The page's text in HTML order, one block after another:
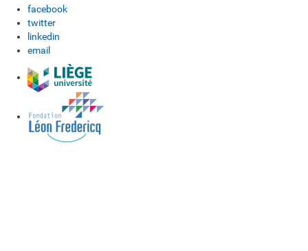
facebook
twitter
linkedin
email